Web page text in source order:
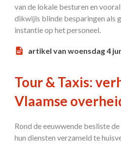
van de lokale besturen en
dikwijls blinde besparingen als
instantie op het personeel.
artikel van woensdag 4
Tour & Taxis:
Vlaamse
Rond de eeuwwende besliste
hun diensten verzameld te